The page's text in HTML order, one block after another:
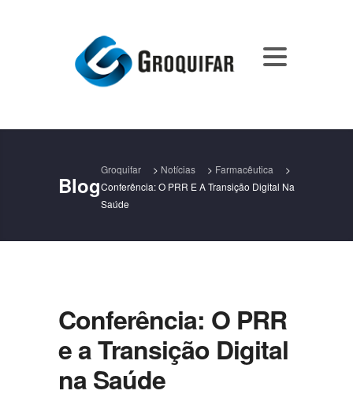
Blog
Groquifar > Notícias > Farmacêutica
>
Conferência: O PRR E A Transição Digital Na
Saúde
Conferência: O PRR
e a Transição Digital
na Saúde